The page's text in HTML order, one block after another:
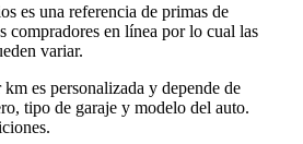
es una referencia de primas de
compradores en línea por lo cual las
variar.
es personalizada y depende de
tipo de garaje y modelo del auto.